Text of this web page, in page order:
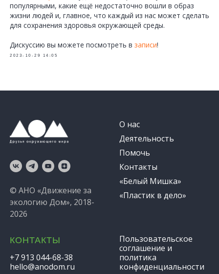
популярными, какие ещё недостаточно вошли в образ
жизни людей и, главное, что каждый из нас может сделать
для сохранения здоровья окружающей среды.
Дискуссию вы можете посмотреть в записи!
2023-10-29 14:05
© АНО «Движение за
экологию Дом», 2018-
2026
О нас
Деятельность
Помочь
Контакты
«Белый Мишка»
«Пластик в дело»
КОНТАКТЫ
+7 913 044-68-38
hello@anodom.ru
Пользовательское
соглашение и
политика
конфиденциальности